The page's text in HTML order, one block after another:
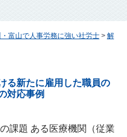
富山で人事労務に強い社労士> 解
る新たに雇用した職員の
対応事例
課題 ある医療機関（従業